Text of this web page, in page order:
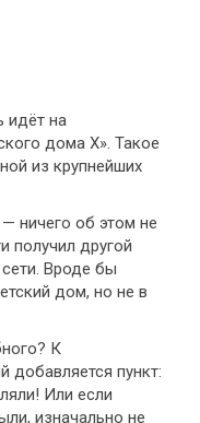
идёт на
дома Х». Такое
из крупнейших
ничего об этом не
получил другой
Вроде бы
дом, но не в
К
добавляется пункт:
Или если
изначально не